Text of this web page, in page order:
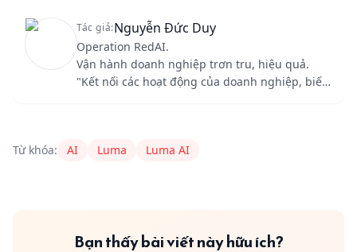
Tác giả:Nguyễn Đức Duy
Operation RedAI.
Vận hành doanh nghiệp trơn tru, hiệu quả.
"Kết nối các hoạt động của doanh nghiệp, biến
Từ khóa: AI Luma Luma AI
Bạn thấy bài viết này hữu ích?